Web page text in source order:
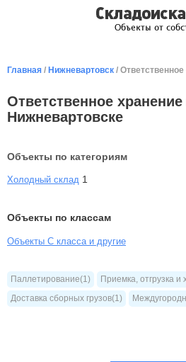
Главная / Нижневартовск /
Ответственное хранение
Нижневартовске
Объекты по категориям
Холодный склад 1
Объекты по классам
Объекты С класса и другие
Паллетирование(1)
Приемка, отгрузка
Доставка сборных грузов(1)